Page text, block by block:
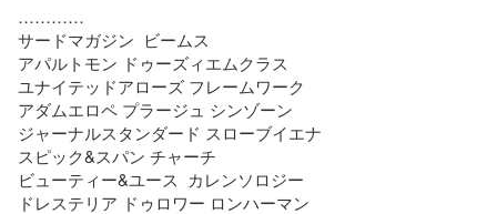
…………
サードマガジン  ビームス
アパルトモン ドゥーズィエムクラス
ユナイテッドアローズ フレームワーク
アダムエロペ プラージュ シンゾーン
ジャーナルスタンダード スローブイエナ
スピック&スパン チャーチ
ビューティー&ユース  カレンソロジー
ドレステリア ドゥロワー ロンハーマン